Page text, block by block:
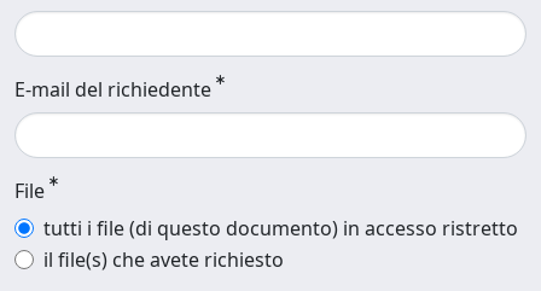
E-mail del richiedente
File
tutti i file (di questo documento) in accesso ristretto
il file(s) che avete richiesto